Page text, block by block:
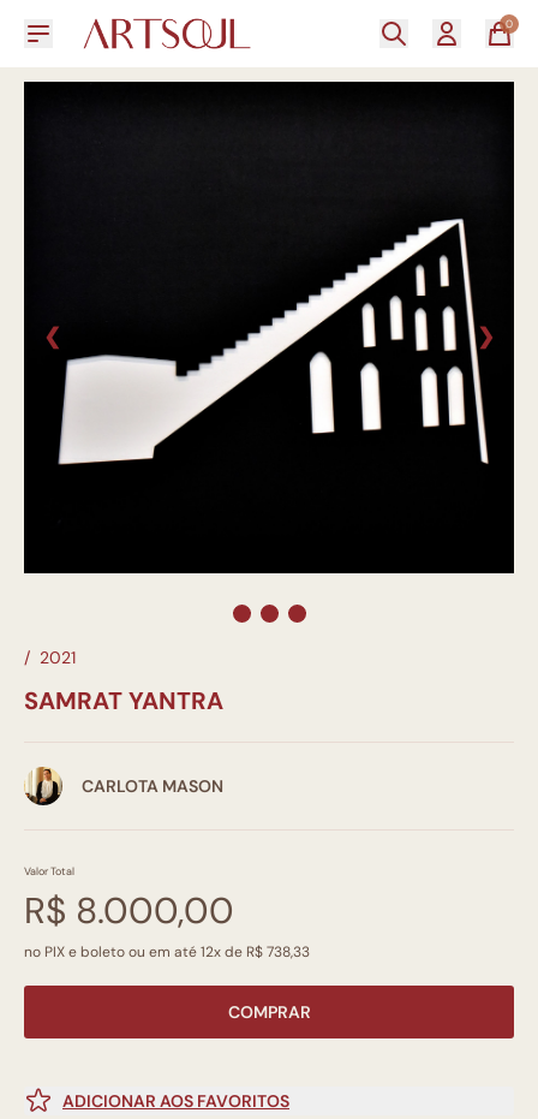
0
❮ ❯
/ 2021
SAMRAT YANTRA
CARLOTA MASON
Valor Total
R$ 8.000,00
no PIX e boleto ou em até 12x de R$ 738,33
COMPRAR
ADICIONAR AOS FAVORITOS